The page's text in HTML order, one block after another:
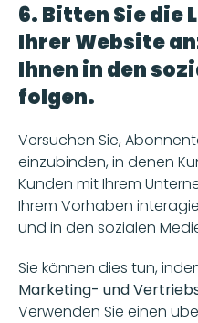
6. Bitten Sie die
Ihrer Website
Ihnen in den
folgen.
Versuchen Sie,
einzubinden, in denen
Kunden mit Ihrem
Ihrem Vorhaben
und in den sozialen
Sie können dies tun,
Marketing- und
Verwenden Sie einen